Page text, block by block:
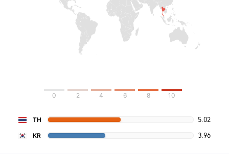
0 2 4 6 8 10
TH 5.02
KR 3.96